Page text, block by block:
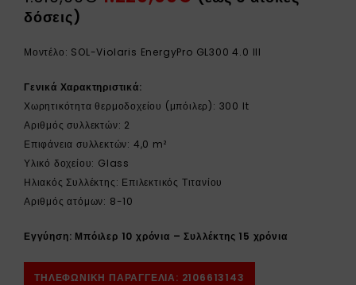
δόσεις)
Μοντέλο: SOL-Violaris EnergyPro GL300 4.0 III
Γενικά Χαρακτηριστικά:
Χωρητικότητα θερμοδοχείου (μπόιλερ): 300 lt
Αριθμός συλλεκτών: 2
Επιφάνεια συλλεκτών: 4,0 m²
Υλικό δοχείου: Glass
Ηλιακός Συλλέκτης: Επιλεκτικός Τιτανίου
Αριθμός ατόμων: 8-10
Εγγύηση: Μπόιλερ 10 χρόνια – Συλλέκτης 15 χρόνια
ΤΗΛΕΦΩΝΙΚΗ ΠΑΡΑΓΓΕΛΙΑ: 2106613143